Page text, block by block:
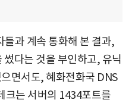
들과 계속 통화해 본 결과,
다는 것을 부인하고, 유닉
면서도, 혜화전화국 DNS
크는 서버의 1434포트를